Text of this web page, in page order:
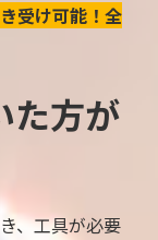
受け可能！全
た方が
、工具が必要